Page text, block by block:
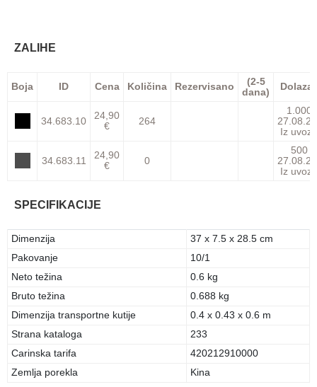
ZALIHE
Boja ID Cena Količina Rezervisano
(2-5
dana)
34.683.10
24,90
€
264
1.000
Iz uvoza
34.683.11
24,90
€
0
500
Iz uvoza
SPECIFIKACIJE
Dimenzija
37 x 7.5 x 28.5 cm
Pakovanje
10/1
Neto težina
0.6 kg
Bruto težina
0.688 kg
Dimenzija transportne kutije
0.4 x 0.43 x 0.6 m
Strana kataloga
233
Carinska tarifa
420212910000
Zemlja porekla
Kina